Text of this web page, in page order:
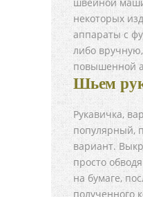
некоторых
аппараты с
либо
повышенной
Шьем
Рукавичка,
популярный,
вариант.
просто
на бумаге,
полученного